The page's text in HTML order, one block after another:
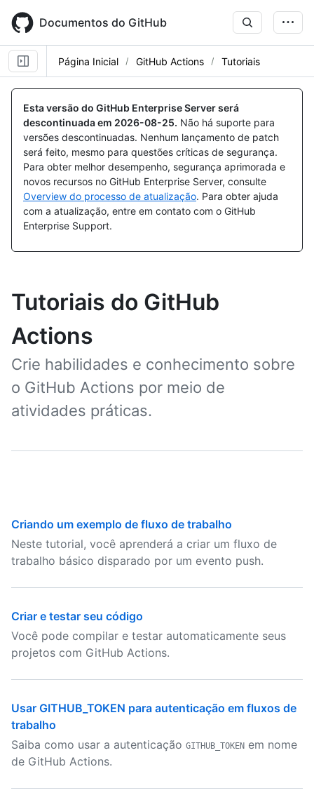
main
content
Documentos do GitHub
Página Inicial GitHub Actions Tutoriais
Esta versão do GitHub Enterprise Server será
descontinuada em 2026-08-25. Não há suporte para
versões descontinuadas. Nenhum lançamento de patch
será feito, mesmo para questões críticas de segurança.
Para obter melhor desempenho, segurança aprimorada e
novos recursos no GitHub Enterprise Server, consulte
Overview do processo de atualização. Para obter ajuda
com a atualização, entre em contato com o GitHub
Enterprise Support.
Tutoriais do GitHub
Actions
Crie habilidades e conhecimento sobre
o GitHub Actions por meio de
atividades práticas.
Criando um exemplo de fluxo de trabalho
Neste tutorial, você aprenderá a criar um fluxo de
trabalho básico disparado por um evento push.
Criar e testar seu código
Você pode compilar e testar automaticamente seus
projetos com GitHub Actions.
Usar GITHUB_TOKEN para autenticação em fluxos de
trabalho
Saiba como usar a autenticação GITHUB_TOKEN em nome
de GitHub Actions.